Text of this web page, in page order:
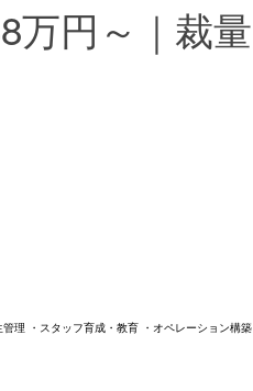
万円～｜裁
・スタッフ育成・教育 ・オペレーション構